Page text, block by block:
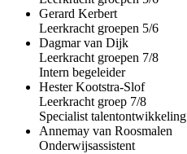
Gerard Kerbert
Leerkracht groepen 5/6
Dagmar van Dijk
Leerkracht groepen 7/8
Intern begeleider
Hester Kootstra-Slof
Leerkracht groep 7/8
Specialist talentontwikkeling
Annemay van Roosmalen
Onderwijsassistent